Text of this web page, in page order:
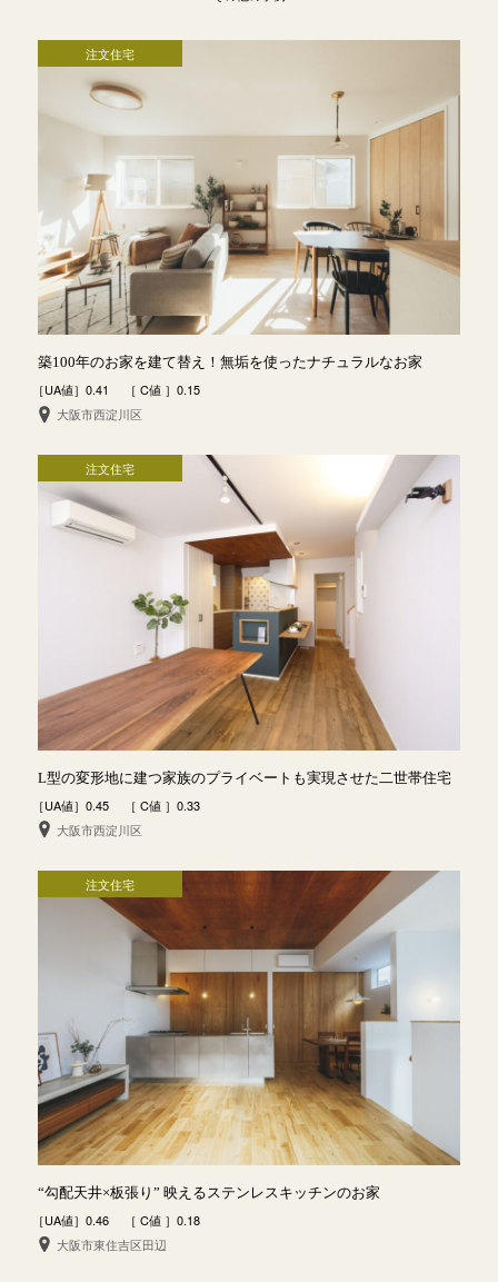
注文住宅
築100年のお家を建て替え！無垢を使ったナチュラルなお家
［UA値］0.41 ［ C値 ］0.15
大阪市西淀川区
注文住宅
L型の変形地に建つ家族のプライベートも実現させた二世帯住宅
［UA値］0.45 ［ C値 ］0.33
大阪市西淀川区
注文住宅
“勾配天井×板張り” 映えるステンレスキッチンのお家
［UA値］0.46 ［ C値 ］0.18
大阪市東住吉区田辺